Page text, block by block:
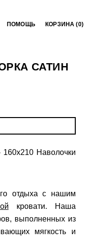
ПОМОЩЬ КОРЗИНА (0)
САТИН
Наволочки
отдыха с нашим
кровати. Наша
выполненных из
мягкость и